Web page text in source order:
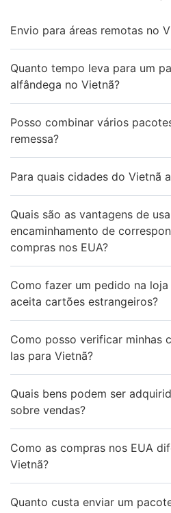
Envio para áreas remotas no
Quanto tempo leva para um
alfândega no Vietnã?
Posso combinar vários
remessa?
Para quais cidades do Vietnã
Quais são as vantagens de
encaminhamento de
compras nos EUA?
Como fazer um pedido na
aceita cartões estrangeiros?
Como posso verificar minhas
las para Vietnã?
Quais bens podem ser
sobre vendas?
Como as compras nos EUA
Vietnã?
Quanto custa enviar um